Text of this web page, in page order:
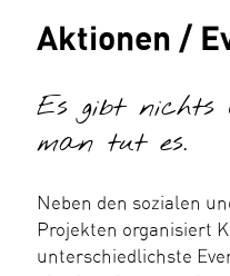
Aktionen /
Es gibt nichts
man tut es.
Neben den sozialen
Projekten organisiert
unterschiedlichste